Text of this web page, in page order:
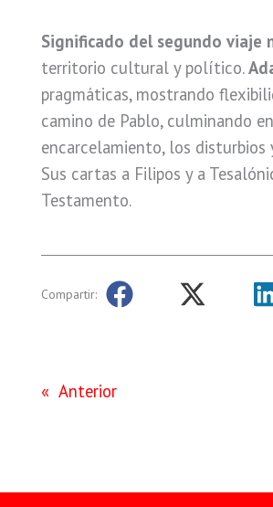
Significado del segundo viaje
territorio cultural y político.
pragmáticas, mostrando
camino de Pablo, culminando
encarcelamiento, los disturbios
Sus cartas a Filipos y a
Testamento.
Compartir:
« Anterior